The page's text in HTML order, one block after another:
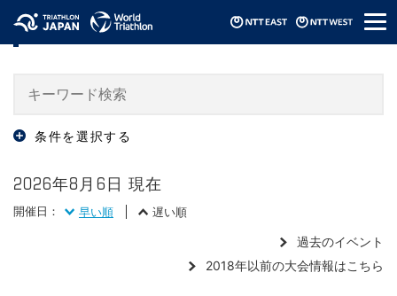
メ
ニ
大会・イベント情報 / Events
条件を選択する
2026年8月6日 現在
開催日：
早い順 遅い順
過去のイベント
2018年以前の大会情報はこちら